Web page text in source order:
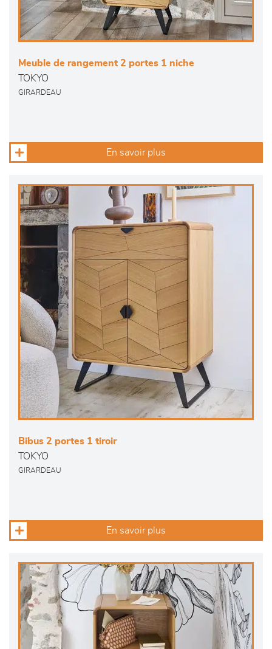
Meuble de rangement 2 portes 1 niche
TOKYO
GIRARDEAU
En savoir plus
Bibus 2 portes 1 tiroir
TOKYO
GIRARDEAU
En savoir plus